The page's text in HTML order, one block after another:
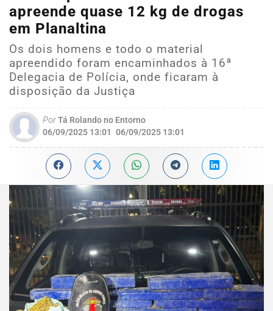
apreende quase 12 kg de drogas
em Planaltina
Os dois homens e todo o material
apreendido foram encaminhados à 16ª
Delegacia de Polícia, onde ficaram à
disposição da Justiça
PorTá Rolando no Entorno
06/09/2025 13:01 06/09/2025 13:01